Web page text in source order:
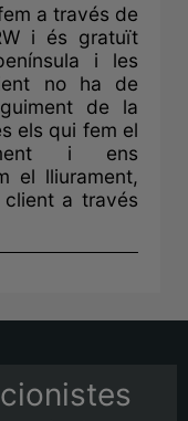
a través de
i és gratuït
i les
no ha de
de la
els qui fem el
i ens
el lliurament,
a través